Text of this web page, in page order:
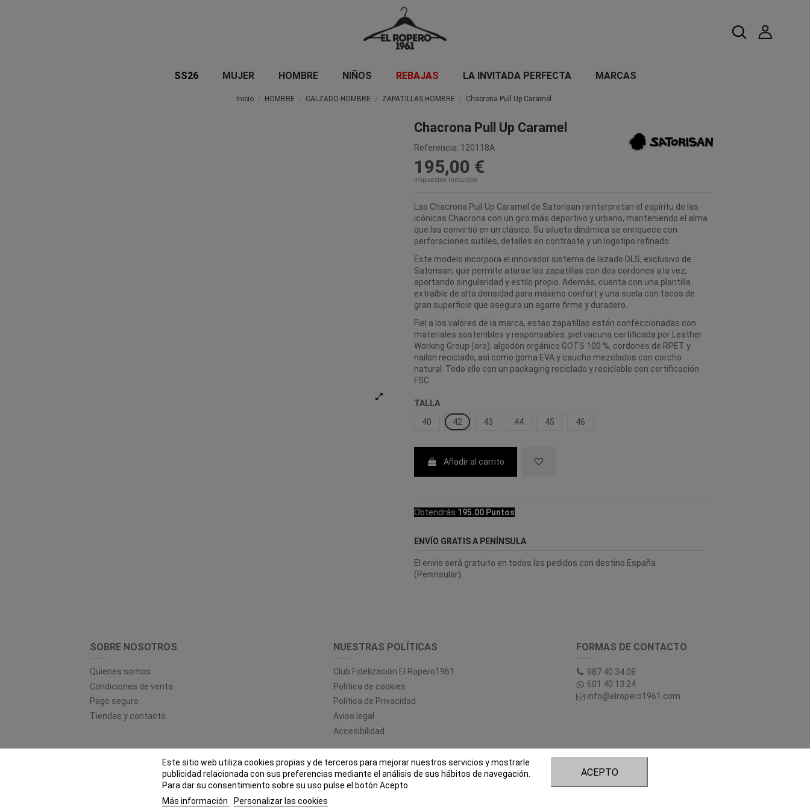
SS26 MUJER HOMBRE NIÑOS REBAJAS LA INVITADA PERFECTA MARCAS
Inicio HOMBRE CALZADO HOMBRE ZAPATILLAS HOMBRE Chacrona Pull Up Caramel
Chacrona Pull Up Caramel
Referencia: 120118A
195,00 €
Impuestos incluidos
Las Chacrona Pull Up Caramel de Satorisan reinterpretan el espíritu de las
icónicas Chacrona con un giro más deportivo y urbano, manteniendo el alma
que las convirtió en un clásico. Su silueta dinámica se enriquece con
perforaciones sutiles, detalles en contraste y un logotipo refinado.
Este modelo incorpora el innovador sistema de lazado DLS, exclusivo de
Satorisan, que permite atarse las zapatillas con dos cordones a la vez,
aportando singularidad y estilo propio. Además, cuenta con una plantilla
extraíble de alta densidad para máximo confort y una suela con tacos de
gran superficie que asegura un agarre firme y duradero.
Fiel a los valores de la marca, estas zapatillas están confeccionadas con
materiales sostenibles y responsables: piel vacuna certificada por Leather
Working Group (oro), algodón orgánico GOTS 100 %, cordones de RPET y
nailon reciclado, así como goma EVA y caucho mezclados con corcho
natural. Todo ello con un packaging reciclado y reciclable con certificación
FSC.
TALLA
40
42 43 44 45 46
Añadir al carrito
Obtendrás 195.00 Puntos
ENVÍO GRATIS A PENÍNSULA
El envío será gratuito en todos los pedidos con destino España
(Peninsular).
SOBRE NOSOTROS
Quienes somos
Condiciones de venta
Pago seguro
Tiendas y contacto
NUESTRAS POLÍTICAS
Club Fidelización El Ropero1961
Política de cookies
Política de Privacidad
Aviso legal
Accesibilidad
FORMAS DE CONTACTO
987 40 34 08
601 40 13 24
info@elropero1961.com
Este sitio web utiliza cookies propias y de terceros para mejorar nuestros servicios y mostrarle
publicidad relacionada con sus preferencias mediante el análisis de sus hábitos de navegación.
Para dar su consentimiento sobre su uso pulse el botón Acepto.
Más información
Personalizar las cookies
ACEPTO
© EL ROPERO 1961 - Todos los derechos reservados - Powered bybytefactory